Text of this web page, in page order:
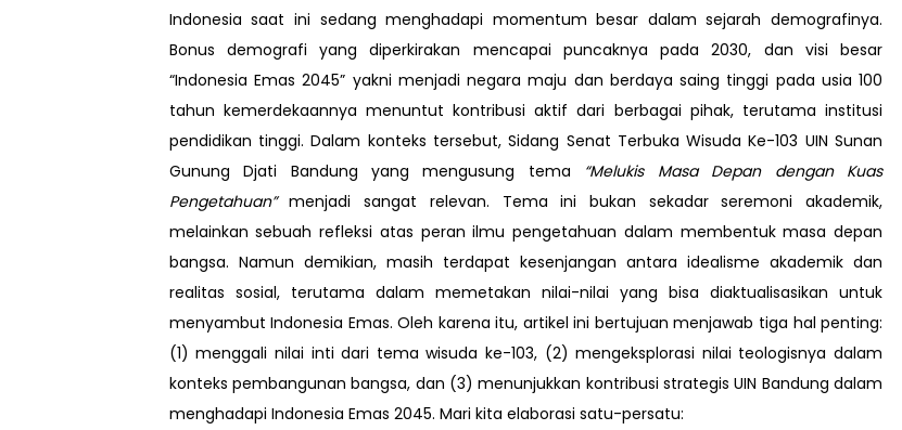
Indonesia saat ini sedang menghadapi momentum besar dalam sejarah demografinya.
Bonus demografi yang diperkirakan mencapai puncaknya pada 2030, dan visi besar
“Indonesia Emas 2045” yakni menjadi negara maju dan berdaya saing tinggi pada usia 100
tahun kemerdekaannya menuntut kontribusi aktif dari berbagai pihak, terutama institusi
pendidikan tinggi. Dalam konteks tersebut, Sidang Senat Terbuka Wisuda Ke-103 UIN Sunan
Gunung Djati Bandung yang mengusung tema “Melukis Masa Depan dengan Kuas
Pengetahuan”menjadi sangat relevan. Tema ini bukan sekadar seremoni akademik,
melainkan sebuah refleksi atas peran ilmu pengetahuan dalam membentuk masa depan
bangsa. Namun demikian, masih terdapat kesenjangan antara idealisme akademik dan
realitas sosial, terutama dalam memetakan nilai-nilai yang bisa diaktualisasikan untuk
menyambut Indonesia Emas. Oleh karena itu, artikel ini bertujuan menjawab tiga hal penting:
(1) menggali nilai inti dari tema wisuda ke-103, (2) mengeksplorasi nilai teologisnya dalam
konteks pembangunan bangsa, dan (3) menunjukkan kontribusi strategis UIN Bandung dalam
menghadapi Indonesia Emas 2045. Mari kita elaborasi satu-persatu: